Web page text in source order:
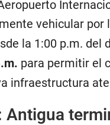
vehicular por
la 1:00 p.m. del
para permitir el
infraestructura
Antigua